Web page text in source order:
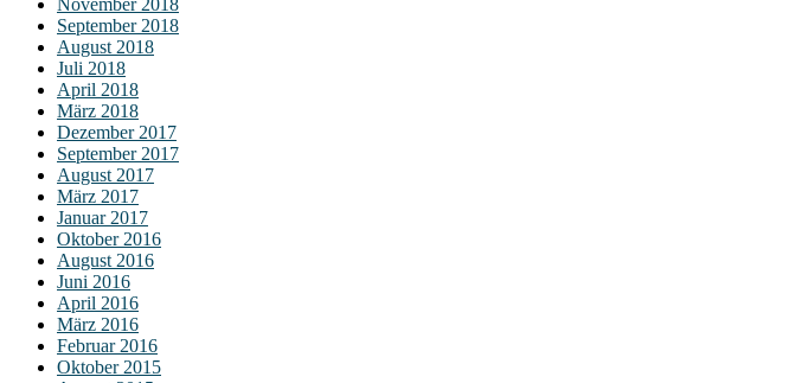
November 2018
September 2018
August 2018
Juli 2018
April 2018
März 2018
Dezember 2017
September 2017
August 2017
März 2017
Januar 2017
Oktober 2016
August 2016
Juni 2016
April 2016
März 2016
Februar 2016
Oktober 2015